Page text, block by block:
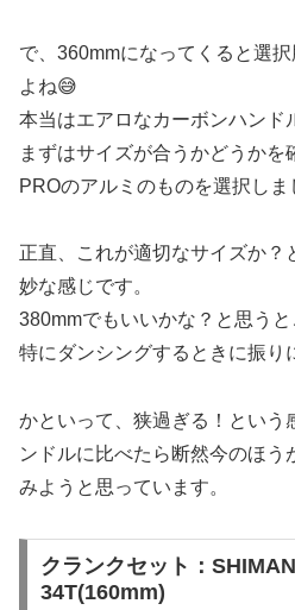
で、360mmになってくると選
よね😅
本当はエアロなカーボンハンド
まずはサイズが合うかどうかを
PROのアルミのものを選択しま
正直、これが適切なサイズか？
妙な感じです。
380mmでもいいかな？と思うと
特にダンシングするときに振り
かといって、狭過ぎる！という
ンドルに比べたら断然今のほう
みようと思っています。
クランクセット：
34T(160mm)